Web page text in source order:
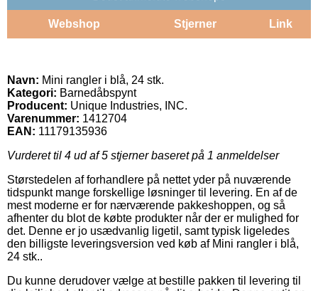
Webshop Stjerner Link
Navn: Mini rangler i blå, 24 stk.
Kategori: Barnedåbspynt
Producent: Unique Industries, INC.
Varenummer: 1412704
EAN: 11179135936
Vurderet til 4 ud af 5 stjerner baseret på 1 anmeldelser
Størstedelen af forhandlere på nettet yder på nuværende
tidspunkt mange forskellige løsninger til levering. En af de
mest moderne er for nærværende pakkeshoppen, og så
afhenter du blot de købte produkter når der er mulighed for
det. Denne er jo usædvanlig ligetil, samt typisk ligeledes
den billigste leveringsversion ved køb af Mini rangler i blå,
24 stk..
Du kunne derudover vælge at bestille pakken til levering til